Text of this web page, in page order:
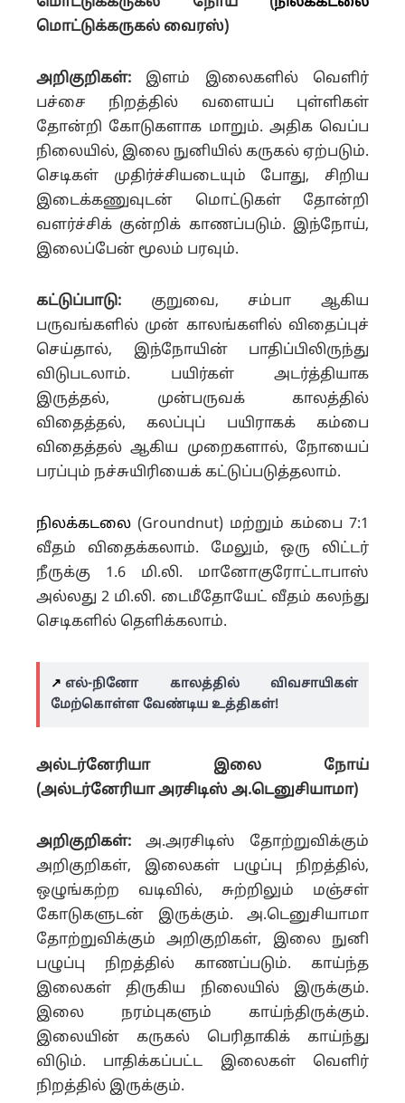
மொட்டுக்கருகல் வைரஸ்)
அறிகுறிகள்: இளம் இலைகளில் வெளிர்
பச்சை நிறத்தில் வளையப் புள்ளிகள்
தோன்றி கோடுகளாக மாறும். அதிக வெப்ப
நிலையில், இலை நுனியில் கருகல் ஏற்படும்.
செடிகள் முதிர்ச்சியடையும் போது, சிறிய
இடைக்கணுவுடன் மொட்டுகள் தோன்றி
வளர்ச்சிக் குன்றிக் காணப்படும். இந்நோய்,
இலைப்பேன் மூலம் பரவும்.
கட்டுப்பாடு: குறுவை, சம்பா ஆகிய
பருவங்களில் முன் காலங்களில் விதைப்புச்
செய்தால், இந்நோயின் பாதிப்பிலிருந்து
விடுபடலாம். பயிர்கள் அடர்த்தியாக
இருத்தல், முன்பருவக் காலத்தில்
விதைத்தல், கலப்புப் பயிராகக் கம்பை
விதைத்தல் ஆகிய முறைகளால், நோயைப்
பரப்பும் நச்சுயிரியைக் கட்டுப்படுத்தலாம்.
நிலக்கடலை (Groundnut) மற்றும் கம்பை 7:1
வீதம் விதைக்கலாம். மேலும், ஒரு லிட்டர்
நீருக்கு 1.6 மி.லி. மானோகுரோட்டாபாஸ்
அல்லது 2 மி.லி. டைமீதோயேட் வீதம் கலந்து
செடிகளில் தெளிக்கலாம்.
↗️ எல்-நினோ காலத்தில் விவசாயிகள்
மேற்கொள்ள வேண்டிய உத்திகள்!
அல்டர்னேரியா இலை நோய்
(அல்டர்னேரியா அரசிடிஸ் அ.டெனுசியாமா)
அறிகுறிகள்: அ.அரசிடிஸ் தோற்றுவிக்கும்
அறிகுறிகள், இலைகள் பழுப்பு நிறத்தில்,
ஒழுங்கற்ற வடிவில், சுற்றிலும் மஞ்சள்
கோடுகளுடன் இருக்கும். அ.டெனுசியாமா
தோற்றுவிக்கும் அறிகுறிகள், இலை நுனி
பழுப்பு நிறத்தில் காணப்படும். காய்ந்த
இலைகள் திருகிய நிலையில் இருக்கும்.
இலை நரம்புகளும் காய்ந்திருக்கும்.
இலையின் கருகல் பெரிதாகிக் காய்ந்து
விடும். பாதிக்கப்பட்ட இலைகள் வெளிர்
நிறத்தில் இருக்கும்.